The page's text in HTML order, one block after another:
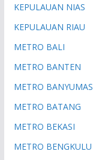
KEPULAUAN NIAS
KEPULAUAN RIAU
METRO BALI
METRO BANTEN
METRO BANYUMAS
METRO BATANG
METRO BEKASI
METRO BENGKULU